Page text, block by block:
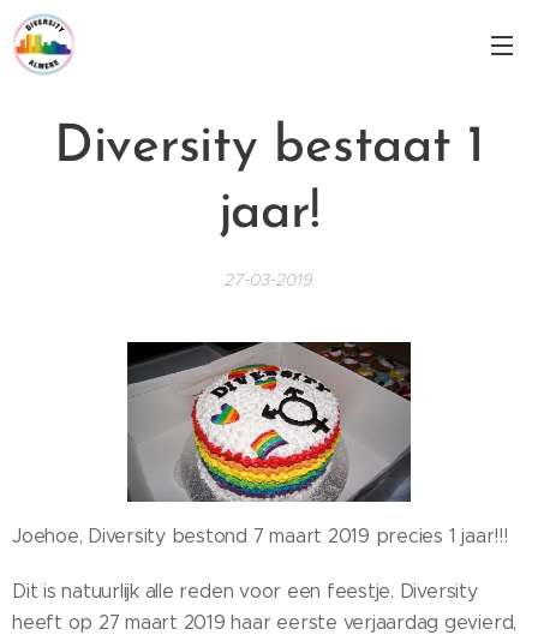
Diversity bestaat 1
jaar!
27-03-2019
Joehoe, Diversity bestond 7 maart 2019 precies 1 jaar!!!
Dit is natuurlijk alle reden voor een feestje. Diversity
heeft op 27 maart 2019 haar eerste verjaardag gevierd,